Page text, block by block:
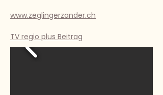
www.zeglingerzander.ch
TV regio plus Beitrag